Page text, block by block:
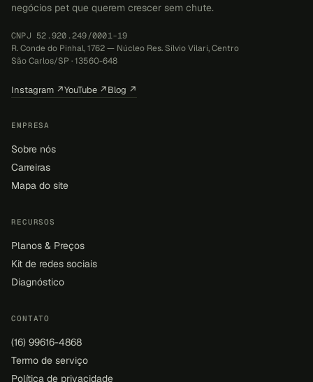
negócios pet que querem crescer sem chute.
CNPJ 52.920.249/0001-19
R. Conde do Pinhal, 1762 — Núcleo Res. Sílvio Vilari, Centro
São Carlos/SP · 13560-648
Instagram ↗YouTube ↗Blog ↗
EMPRESA
Sobre nós
Carreiras
Mapa do site
RECURSOS
Planos & Preços
Kit de redes sociais
Diagnóstico
CONTATO
(16) 99616-4868
Termo de serviço
Política de privacidade